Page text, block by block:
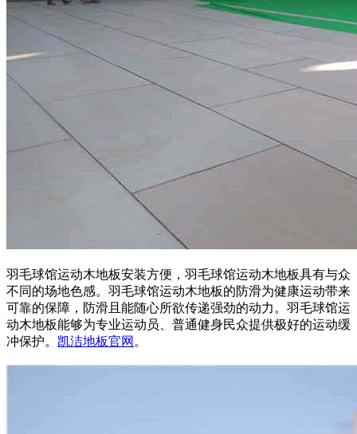
羽毛球馆运动木地板安装方便，羽毛球馆运动木地板具有与众
不同的场地色感。羽毛球馆运动木地板的防滑为健康运动带来
可靠的保障，防滑且能随心所欲传递强劲的动力。羽毛球馆运
动木地板能够为专业运动员、普通健身民众提供极好的运动缓
冲保护。 凯洁地板官网 。